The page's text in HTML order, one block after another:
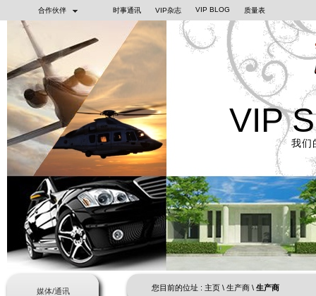
合作伙伴 时事通讯 VIP杂志 VIP BLOG 质量表
VIP
我们
媒体/通讯 您目前的位址 : 主页 \ 生产商 \ 生产商